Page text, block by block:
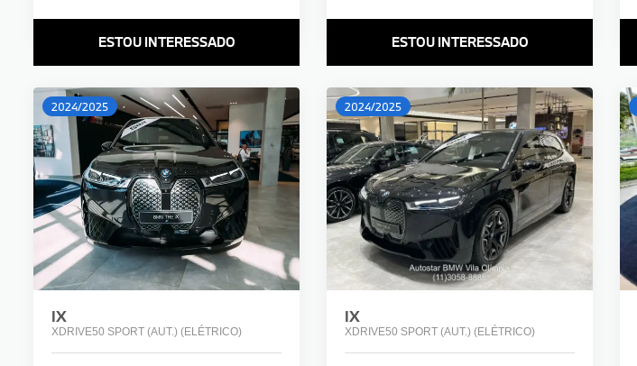
ESTOU INTERESSADO ESTOU INTERESSADO
2024/2025
IX
XDRIVE50 SPORT (AUT.) (ELÉTRICO)
2024/2025
IX
XDRIVE50 SPORT (AUT.) (ELÉTRICO)